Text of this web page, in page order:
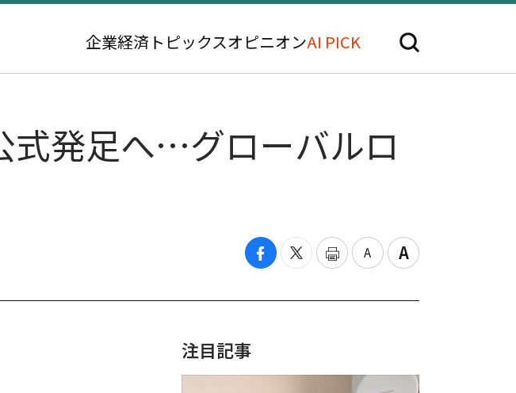
企業経済 トピックスオピニオンAI PICK
式発足へ…グローバルロ
注目記事